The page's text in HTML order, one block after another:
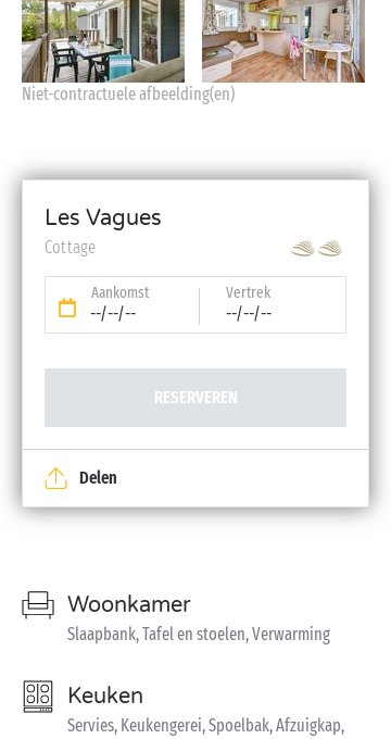
Niet-contractuele afbeelding(en)
Les Vagues
Cottage
Aankomst
--/--/--
Vertrek
--/--/--
RESERVEREN
Delen
Woonkamer
Slaapbank, Tafel en stoelen, Verwarming
Keuken
Servies, Keukengerei, Spoelbak, Afzuigkap,